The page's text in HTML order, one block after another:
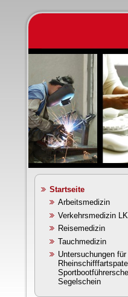
Startseite
Arbeitsmedizin
Verkehrsmedizin
Reisemedizin
Tauchmedizin
Untersuchungen für
Segelschein